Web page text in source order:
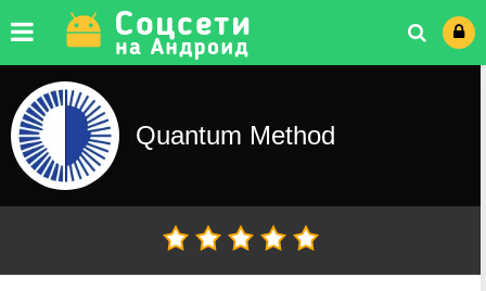
Quantum Method